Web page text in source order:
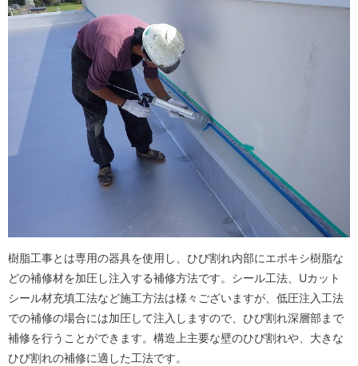
樹脂工事とは専用の器具を使用し、ひび割れ内部にエポキシ樹脂な
どの補修材を加圧し注入する補修方法です。シール工法、Uカット
シール材充填工法など施工方法は様々ございますが、低圧注入工法
での補修の場合には加圧して注入しますので、ひび割れ深層部まで
補修を行うことができます。構造上主要な壁のひび割れや、大きな
ひび割れの補修に適した工法です。